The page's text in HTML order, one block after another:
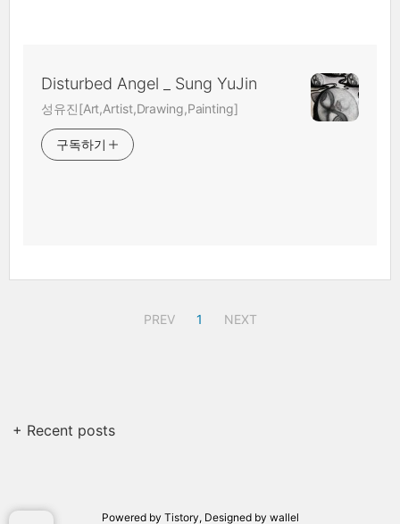
Disturbed Angel _ Sung YuJin
성유진[Art,Artist,Drawing,Painting]
구독하기
PREV 1 NEXT
+ Recent posts
Powered by Tistory, Designed by wallel